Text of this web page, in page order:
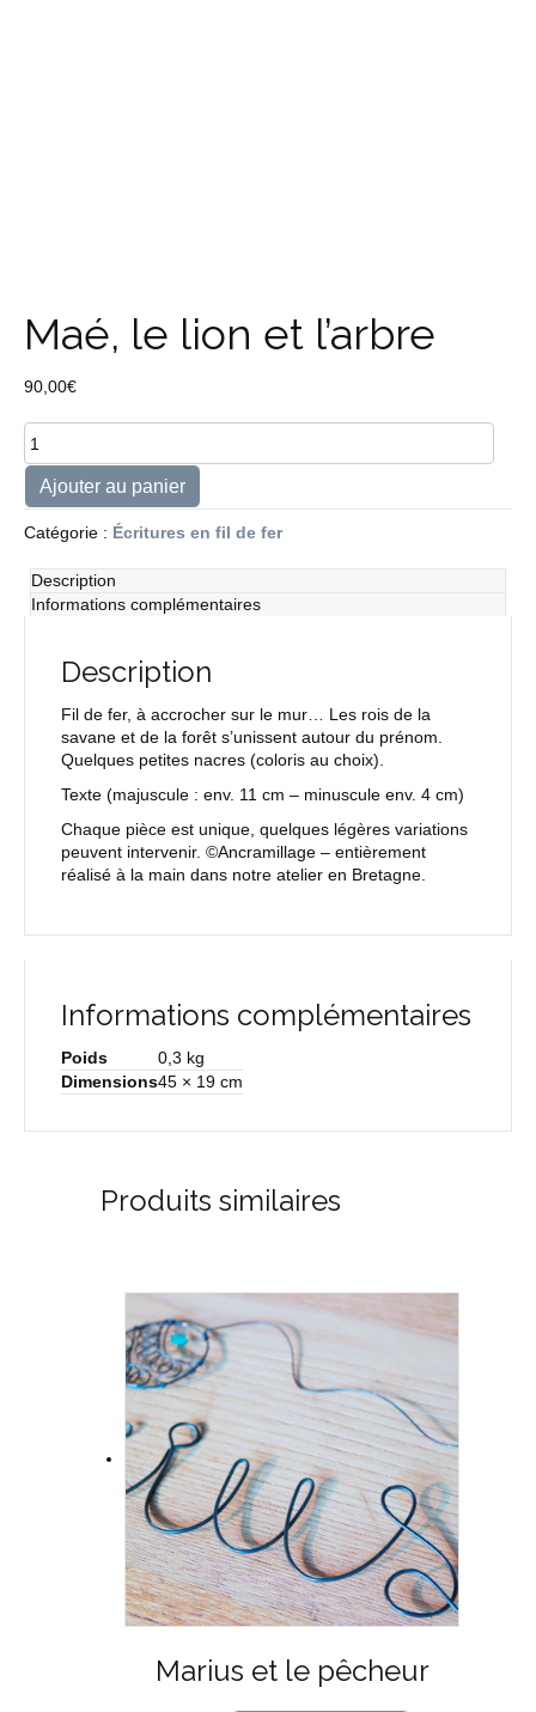
Maé, le lion et l’arbre
90,00€
quantité
de
Maé,
le
lion
l'arbre
Ajouter au panier
Catégorie : Écritures en fil de fer
Description
Informations complémentaires
Description
Fil de fer, à accrocher sur le mur… Les rois de la
savane et de la forêt s’unissent autour du prénom.
Quelques petites nacres (coloris au choix).
Texte (majuscule : env. 11 cm – minuscule env. 4 cm)
Chaque pièce est unique, quelques légères variations
peuvent intervenir. ©Ancramillage – entièrement
réalisé à la main dans notre atelier en Bretagne.
Informations complémentaires
Poids
0,3 kg
Dimensions45 × 19 cm
Produits similaires
Marius et le pêcheur